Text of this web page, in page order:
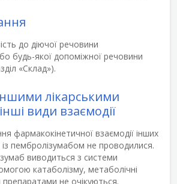
до діючої речовини
будь-якої допоміжної речовини
«Склад»).
лікарськими
види взаємодії
фармакокінетичної взаємодії інших
із пембролізумабом не проводилися.
виводиться з системи
катаболізму, метаболічні
препаратами не очікуються.